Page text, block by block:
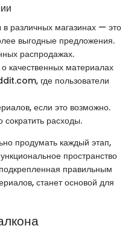
в различных магазинах — это
выгодные предложения.
распродажах.
качественных материалах
где пользователи
если это возможно.
расходы.
продумать каждый этап,
пространство
правильным
станет основой для